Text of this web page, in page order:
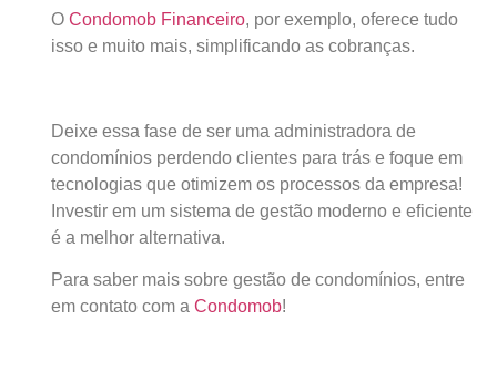
O Condomob Financeiro, por exemplo, oferece tudo
isso e muito mais, simplificando as cobranças.
Deixe essa fase de ser uma administradora de
condomínios perdendo clientes para trás e foque em
tecnologias que otimizem os processos da empresa!
Investir em um sistema de gestão moderno e eficiente
é a melhor alternativa.
Para saber mais sobre gestão de condomínios, entre
em contato com a Condomob!